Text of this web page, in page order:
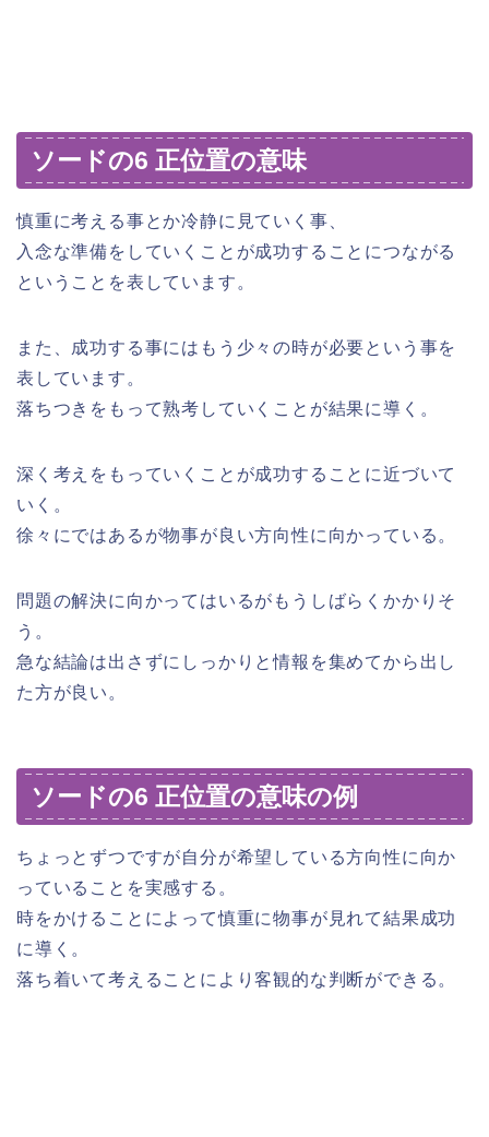
ソードの6 正位置の意味
慎重に考える事とか冷静に見ていく事、
入念な準備をしていくことが成功することにつながる
ということを表しています。
また、成功する事にはもう少々の時が必要という事を
表しています。
落ちつきをもって熟考していくことが結果に導く。
深く考えをもっていくことが成功することに近づいて
いく。
徐々にではあるが物事が良い方向性に向かっている。
問題の解決に向かってはいるがもうしばらくかかりそ
う。
急な結論は出さずにしっかりと情報を集めてから出し
た方が良い。
ソードの6 正位置の意味の例
ちょっとずつですが自分が希望している方向性に向か
っていることを実感する。
時をかけることによって慎重に物事が見れて結果成功
に導く。
落ち着いて考えることにより客観的な判断ができる。